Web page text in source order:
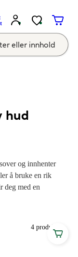
hud
og innhenter
å bruke en rik
deg med en
deg med både
4 produkter